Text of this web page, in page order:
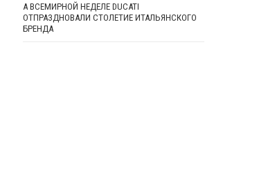
А ВСЕМИРНОЙ НЕДЕЛЕ DUCATI
ОТПРАЗДНОВАЛИ СТОЛЕТИЕ ИТАЛЬЯНСКОГО
БРЕНДА